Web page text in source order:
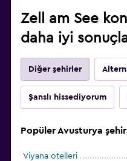
Zell am See
daha iyi
Diğer şehirler
Şanslı hissediyorum
Popüler Avusturya
Viyana otelleri